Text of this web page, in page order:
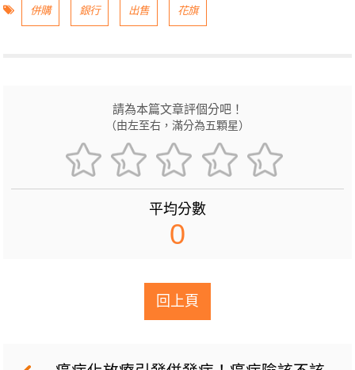
併購 銀行 出售 花旗
請為本篇文章評個分吧！
（由左至右，滿分為五顆星）
平均分數
0
回上頁